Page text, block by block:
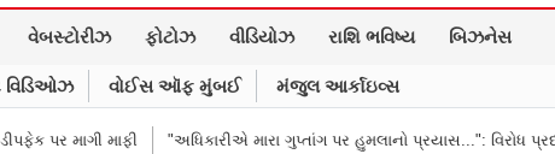
વેબસ્ટોરીઝ ફોટોઝ વીડિયોઝ રાશિ ભવિષ્ય બિઝનેસ
વિડિઓઝ વોઈસ ઑફ મુંબઈ મંજુલ આર્કાઇવ્સ
"અધિકારીએ મારા ગુપ્તાંગ પર હુમલાનો પ્રયાસ...": વિરોધ પ્રદર્શનની એક યુવતીના